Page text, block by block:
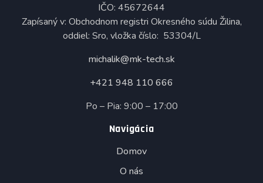
IČO: 45672644
Zapísaný v: Obchodnom registri Okresného súdu Žilina,
oddiel: Sro, vložka číslo: 53304/L
michalik@mk-tech.sk
+421 948 110 666
Po – Pia: 9:00 – 17:00
Navigácia
Domov
O nás